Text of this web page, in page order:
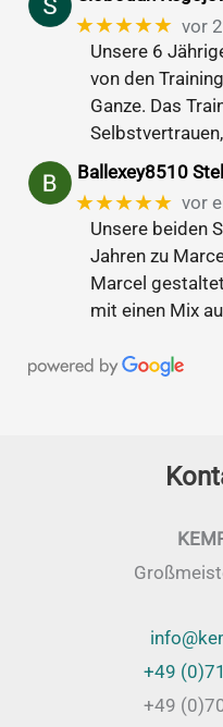
★★★★★ vor
Unsere 6
von den
Ganze. Das
Selbstvertrauen,
Ballexey8510
★★★★★ vor
Unsere beiden
Jahren zu
Marcel
mit einen Mix
+49
+49